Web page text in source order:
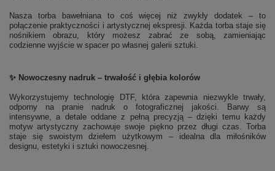
Nasza torba bawełniana to coś więcej niż zwykły dodatek – to
połączenie praktyczności i artystycznej ekspresji. Każda torba staje się
nośnikiem obrazu, który możesz zabrać ze sobą, zamieniając
codzienne wyjście w spacer po własnej galerii sztuki.
✨ Nowoczesny nadruk – trwałość i głębia kolorów
Wykorzystujemy technologię DTF, która zapewnia niezwykle trwały,
odporny na pranie nadruk o fotograficznej jakości. Barwy są
intensywne, a detale oddane z pełną precyzją – dzięki temu każdy
motyw artystyczny zachowuje swoje piękno przez długi czas. Torba
staje się swoistym dziełem użytkowym – idealna dla miłośników
designu, estetyki i sztuki nowoczesnej.